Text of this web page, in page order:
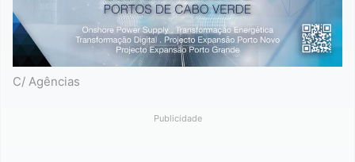
C/ Agências
Publicidade